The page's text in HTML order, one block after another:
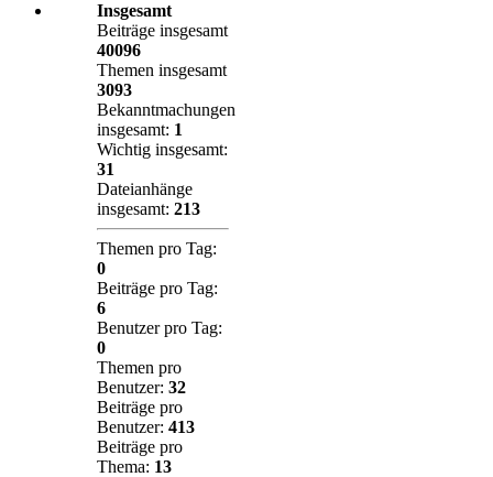
Insgesamt
Beiträge insgesamt
40096
Themen insgesamt
3093
Bekanntmachungen
insgesamt: 1
Wichtig insgesamt:
31
Dateianhänge
insgesamt: 213
Themen pro Tag:
0
Beiträge pro Tag:
6
Benutzer pro Tag:
0
Themen pro
Benutzer: 32
Beiträge pro
Benutzer: 413
Beiträge pro
Thema: 13